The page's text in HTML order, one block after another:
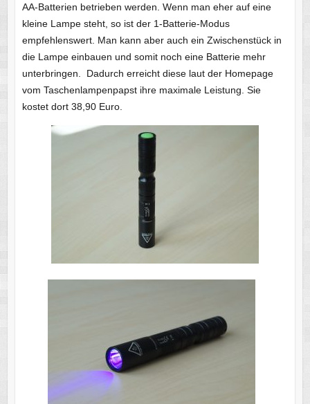
AA-Batterien betrieben werden. Wenn man eher auf eine
kleine Lampe steht, so ist der 1-Batterie-Modus
empfehlenswert. Man kann aber auch ein Zwischenstück in
die Lampe einbauen und somit noch eine Batterie mehr
unterbringen. Dadurch erreicht diese laut der Homepage
vom Taschenlampenpapst ihre maximale Leistung. Sie
kostet dort 38,90 Euro.